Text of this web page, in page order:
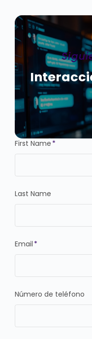
First Name *
Last Name
Email *
Número de teléfono